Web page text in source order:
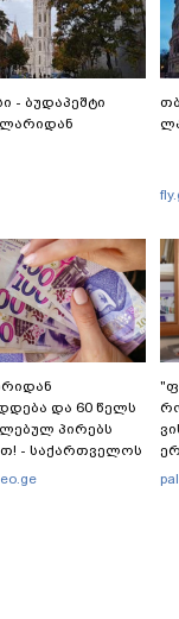
- ბუდაპეშტი
ლარიდან
და 60 წელს
პირებს
- საქართველოს
ბანკი